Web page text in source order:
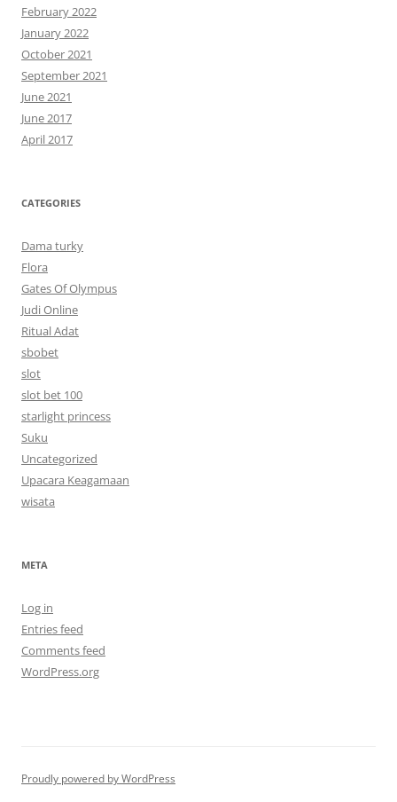
February 2022
January 2022
October 2021
September 2021
June 2021
June 2017
April 2017
CATEGORIES
Dama turky
Flora
Gates Of Olympus
Judi Online
Ritual Adat
sbobet
slot
slot bet 100
starlight princess
Suku
Uncategorized
Upacara Keagamaan
wisata
META
Log in
Entries feed
Comments feed
WordPress.org
Proudly powered by WordPress